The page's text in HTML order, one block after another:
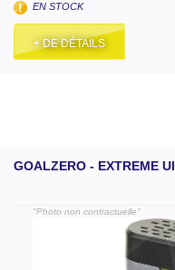
EN STOCK
+ DE DÉTAILS
GOALZERO - EXTREME UI
"Photo non contractuelle"